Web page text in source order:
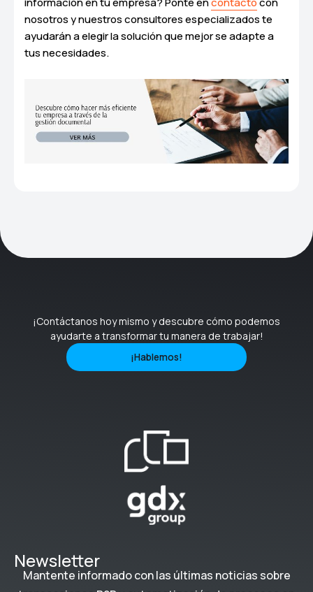
nosotros y nuestros consultores especializados te
ayudarán a elegir la solución que mejor se adapte a
tus necesidades.
¡Contáctanos hoy mismo y descubre cómo podemos
ayudarte a transformar tu manera de trabajar!
¡Hablemos!
Newsletter
Mantente informado con las últimas noticias sobre